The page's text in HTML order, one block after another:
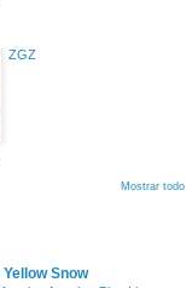
ZGZ
Mostrar todo
Snow